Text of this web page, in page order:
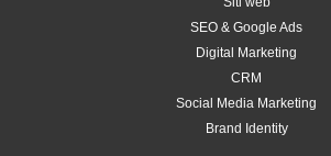
SEO & Google Ads
Digital Marketing
CRM
Social Media Marketing
Brand Identity